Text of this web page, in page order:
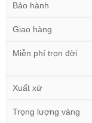
Bảo hành
Giao hàng
Miễn phí trọn đời
Xuất xứ
Trọng lượng vàng